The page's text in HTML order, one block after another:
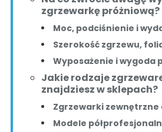
zgrzewarkę próżniową?
Moc, podciśnienie i
Szerokość zgrzewu,
Wyposażenie i wygoda
Jakie rodzaje
znajdziesz w sklepach?
Zgrzewarki zewnętrzne
Modele